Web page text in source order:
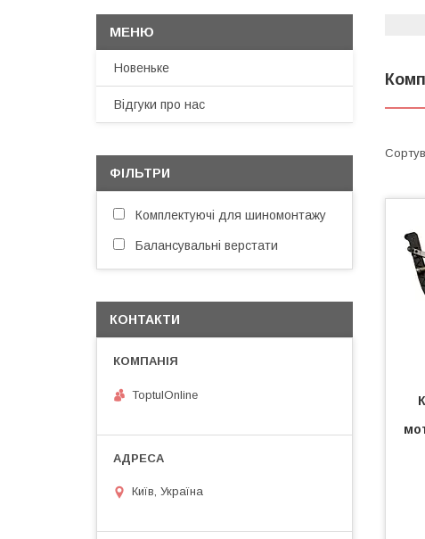
Новеньке
Відгуки про нас
ФІЛЬТРИ
Комплектуючі для шиномонтажу
Балансувальні верстати
КОНТАКТИ
ToptulOnline
Київ, Україна